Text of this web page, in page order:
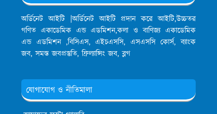
অর্ডিনেট আইটি |অর্ডিনেট আইটি প্রদান করে আইটি,উচ্চতর
গণিত একাডেমিক এন্ড এডমিশন,কলা ও বাণিজ্য একাডেমিক
এন্ড এডমিশন ,বিসিএস, এইচএসসি, এসএসসি কোর্স, ব্যাংক
জব, সমস্ত জবপ্রস্তুতি, ফ্রিল্যান্সিং জব, ব্লগ
যোগাযোগ ও নীতিমালা